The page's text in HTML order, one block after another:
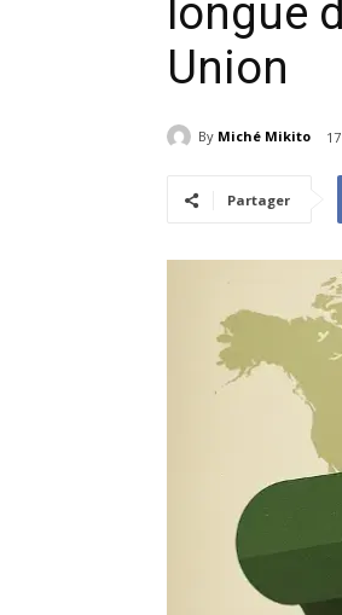
longue
Union
By Miché Mikito
Partager